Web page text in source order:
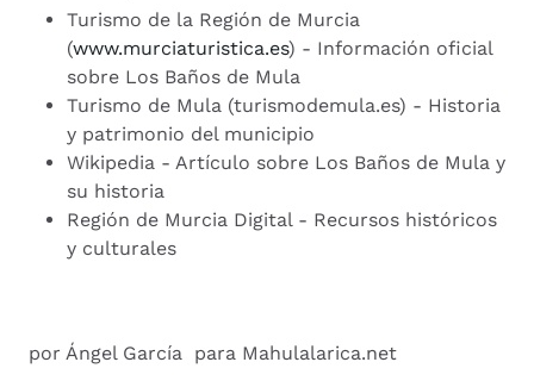
Turismo de la Región de Murcia
(www.murciaturistica.es) - Información oficial
sobre Los Baños de Mula
Turismo de Mula (turismodemula.es) - Historia
y patrimonio del municipio
Wikipedia - Artículo sobre Los Baños de Mula y
su historia
Región de Murcia Digital - Recursos históricos
y culturales
por Ángel García para Mahulalarica.net